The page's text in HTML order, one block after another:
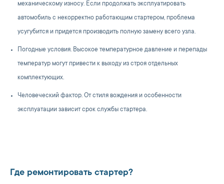
механическому износу. Если продолжать эксплуатировать
автомобиль с некорректно работающим стартером, проблема
усугубится и придется производить полную замену всего узла.
Погодные условия. Высокое температурное давление и перепады
температур могут привести к выходу из строя отдельных
комплектующих.
Человеческий фактор. От стиля вождения и особенности
эксплуатации зависит срок службы стартера.
Где ремонтировать стартер?